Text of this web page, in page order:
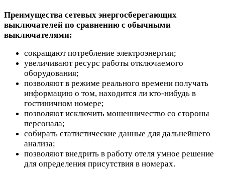
Преимущества сетевых энергосберегающих
выключателей по сравнению с обычными
выключателями:
сокращают потребление электроэнергии;
увеличивают ресурс работы отключаемого
оборудования;
позволяют в режиме реального времени получать
информацию о том, находится ли кто-нибудь в
гостиничном номере;
позволяют исключить мошенничество со стороны
персонала;
собирать статистические данные для дальнейшего
анализа;
позволяют внедрить в работу отеля умное решение
для определения присутствия в номерах.